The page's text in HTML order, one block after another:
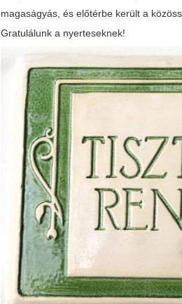
magaságyás, és előtérbe került a
Gratulálunk a nyerteseknek!